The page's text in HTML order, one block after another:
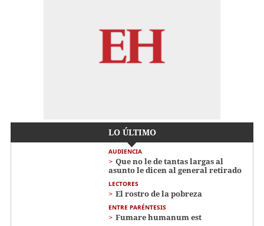
LO ÚLTIMO
AUDIENCIA
Que no le de tantas largas al
asunto le dicen al general retirado
LECTORES
El rostro de la pobreza
ENTRE PARÉNTESIS
Fumare humanum est